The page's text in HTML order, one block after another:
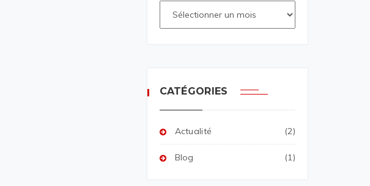
CATÉGORIES
Actualité (2)
Blog (1)